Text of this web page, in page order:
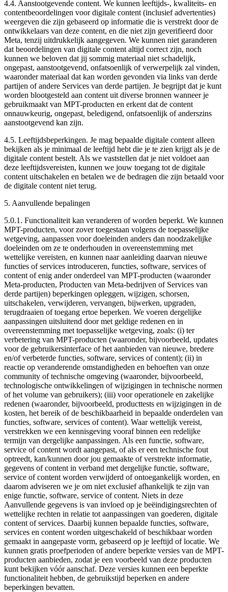
4.4. Aanstootgevende content. We kunnen leeftijds-, kwaliteits- en
contentbeoordelingen voor digitale content (inclusief advertenties)
weergeven die zijn gebaseerd op informatie die is verstrekt door de
ontwikkelaars van deze content, en die niet zijn geverifieerd door
Meta, tenzij uitdrukkelijk aangegeven. We kunnen niet garanderen
dat beoordelingen van digitale content altijd correct zijn, noch
kunnen we beloven dat jij sommig materiaal niet schadelijk,
ongepast, aanstootgevend, onfatsoenlijk of verwerpelijk zal vinden,
waaronder materiaal dat kan worden gevonden via links van derde
partijen of andere Services van derde partijen. Je begrijpt dat je kunt
worden blootgesteld aan content uit diverse bronnen wanneer je
gebruikmaakt van MPT-producten en erkent dat de content
onnauwkeurig, ongepast, beledigend, onfatsoenlijk of anderszins
aanstootgevend kan zijn.
4.5. Leeftijdsbeperkingen. Je mag bepaalde digitale content alleen
bekijken als je minimaal de leeftijd hebt die je te zien krijgt als je de
digitale content bestelt. Als we vaststellen dat je niet voldoet aan
deze leeftijdsvereisten, kunnen we jouw toegang tot de digitale
content uitschakelen en betalen we de bedragen die zijn betaald voor
de digitale content niet terug.
5. Aanvullende bepalingen
5.0.1. Functionaliteit kan veranderen of worden beperkt. We kunnen
MPT-producten, voor zover toegestaan volgens de toepasselijke
wetgeving, aanpassen voor doeleinden anders dan noodzakelijke
doeleinden om ze te onderhouden in overeenstemming met
wettelijke vereisten, en kunnen naar aanleiding daarvan nieuwe
functies of services introduceren, functies, software, services of
content of enig ander onderdeel van MPT-producten (waaronder
Meta-producten, Producten van Meta-bedrijven of Services van
derde partijen) beperkingen opleggen, wijzigen, schorsen,
uitschakelen, verwijderen, vervangen, bijwerken, upgraden,
terugdraaien of toegang ertoe beperken. We voeren dergelijke
aanpassingen uitsluitend door met geldige redenen en in
overeenstemming met toepasselijke wetgeving, zoals: (i) ter
verbetering van MPT-producten (waaronder, bijvoorbeeld, updates
voor de gebruikersinterface of het aanbieden van nieuwe, bredere
en/of verbeterde functies, software, services of content); (ii) in
reactie op veranderende omstandigheden en behoeften van onze
community of technische omgeving (waaronder, bijvoorbeeld,
technologische ontwikkelingen of wijzigingen in technische normen
of het volume van gebruikers); (iii) voor operationele en zakelijke
redenen (waaronder, bijvoorbeeld, producttests en wijzigingen in de
kosten, het bereik of de beschikbaarheid in bepaalde onderdelen van
functies, software, services of content). Waar wettelijk vereist,
verstrekken we een kennisgeving vooraf binnen een redelijke
termijn van dergelijke aanpassingen. Als een functie, software,
service of content wordt aangepast, of als er een technische fout
optreedt, kan/kunnen door jou gemaakte of verstrekte informatie,
gegevens of content in verband met dergelijke functie, software,
service of content worden verwijderd of ontoegankelijk worden, en
daarom adviseren we je om niet exclusief afhankelijk te zijn van
enige functie, software, service of content. Niets in deze
Aanvullende gegevens is van invloed op je beëindigingsrechten of
wettelijke rechten in relatie tot aanpassingen van goederen, digitale
content of services. Daarbij kunnen bepaalde functies, software,
services en content worden uitgeschakeld of beschikbaar worden
gemaakt in aangepaste vorm, gebaseerd op je leeftijd of locatie. We
kunnen gratis proefperioden of andere beperkte versies van de MPT-
producten aanbieden, zodat je een voorbeeld van deze producten
kunt bekijken vóór aanschaf. Deze versies kunnen een beperkte
functionaliteit hebben, de gebruikstijd beperken en andere
beperkingen bevatten.